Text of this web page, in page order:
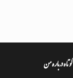
کوتاه درباره من